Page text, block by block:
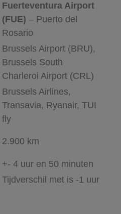
Fuerteventura Airport
(FUE) – Puerto del
Rosario
Brussels Airport (BRU),
Brussels South
Charleroi Airport (CRL)
Brussels Airlines,
Transavia, Ryanair, TUI
fly
2.900 km
+- 4 uur en 50 minuten
Tijdverschil met is -1 uur